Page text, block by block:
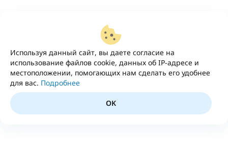
Используя данный сайт, вы даете согласие на
использование файлов cookie, данных об IP-адресе и
местоположении, помогающих нам сделать его удобнее
для вас. Подробнее
OK